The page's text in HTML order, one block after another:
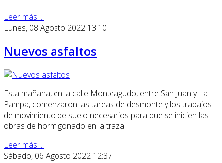
Leer más ...
Lunes, 08 Agosto 2022 13:10
Nuevos asfaltos
Esta mañana, en la calle Monteagudo, entre San Juan y La
Pampa, comenzaron las tareas de desmonte y los trabajos
de movimiento de suelo necesarios para que se inicien las
obras de hormigonado en la traza.
Leer más ...
Sábado, 06 Agosto 2022 12:37